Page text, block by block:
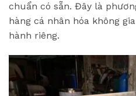
chuẩn có sẵn. Đây là
hàng cá nhân hóa không
hành riêng.